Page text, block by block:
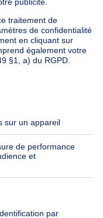
Bruxelles-ville
list déménagement
nous